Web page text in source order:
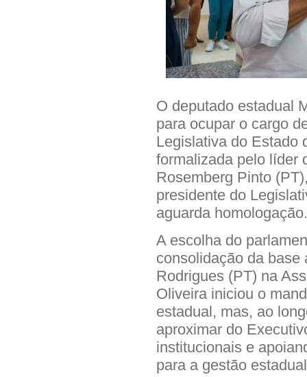
O deputado estadual
para ocupar o cargo
Legislativa do Estado
formalizada pelo líder
Rosemberg Pinto
presidente do
aguarda homologação.
A escolha do
consolidação da base
Rodrigues (PT) na
Oliveira iniciou o
estadual, mas, ao
aproximar do
institucionais e
para a gestão